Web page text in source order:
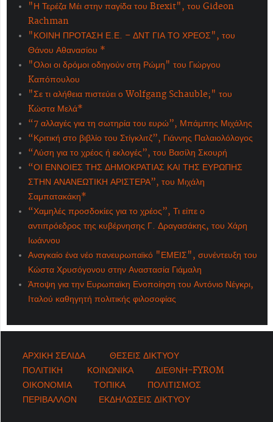
"Η Τερέζα Μέι στην παγίδα του Brexit", του Gideon
Rachman
"ΚΟΙΝΗ ΠΡΟΤΑΣΗ Ε.Ε. – ΔΝΤ ΓΙΑ ΤΟ ΧΡΕΟΣ", του
Θάνου Αθανασίου *
"Ολοι οι δρόμοι οδηγούν στη Ρώμη" του Γιώργου
Kαπόπουλου
"Σε τι αλήθεια πιστεύει ο Wolfgang Schauble;" του
Kώστα Μελά*
“7 αλλαγές για τη σωτηρία του ευρώ”, Μπάμπης Μιχάλης
“Κριτική στο βιβλίο του Στίγκλιτζ”, Γιάννης Παλαιολόλογος
“Λύση για το χρέος ή εκλογές”, του Βασίλη Σκουρή
“ΟΙ ΕΝΝΟΙΕΣ ΤΗΣ ΔΗΜΟΚΡΑΤΙΑΣ ΚΑΙ ΤΗΣ ΕΥΡΩΠΗΣ
ΣΤΗΝ ΑΝΑΝΕΩΤΙΚΗ ΑΡΙΣΤΕΡΑ”, του Μιχάλη
Σαμπατακάκη*
“Χαμηλές προσδοκίες για το χρέος”, Τι είπε ο
αντιπρόεδρος της κυβέρνησης Γ. Δραγασάκης, του Χάρη
Ιωάννου
Αναγκαίο ένα νέο πανευρωπαϊκό "ΕΜΕΙΣ", συνέντευξη του
Κώστα Χρυσόγονου στην Αναστασία Γιάμαλη
Άποψη για την Ευρωπαϊκη Ενοποίηση του Αντόνιο Νέγκρι,
Ιταλού καθηγητή πολιτικής φιλοσοφίας
ΑΡΧΙΚΗ ΣΕΛΙΔΑ
ΘΕΣΕΙΣ ΔΙΚΤΥΟΥ
ΠΟΛΙΤΙΚΗ
ΚΟΙΝΩΝΙΚΑ
ΔΙΕΘΝΗ-FYROM
ΟΙΚΟΝΟΜΙΑ
ΤΟΠΙΚΑ
ΠΟΛΙΤΙΣΜΟΣ
ΠΕΡΙΒΑΛΛΟΝ
ΕΚΔΗΛΩΣΕΙΣ ΔΙΚΤΥΟΥ